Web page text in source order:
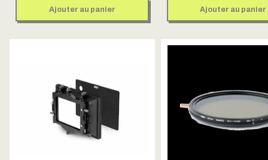
Ajouter au panier Ajouter au panier